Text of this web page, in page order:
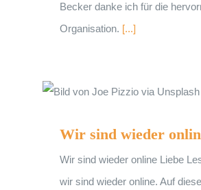
Becker danke ich für die
Organisation. [...]
Wir sind wieder
Wir sind wieder online Liebe
wir sind wieder online. Auf